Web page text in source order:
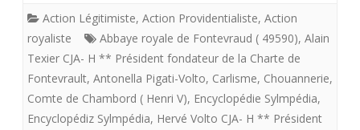
EN
Action Légitimiste, Action Providentialiste, Action
royaliste
Abbaye royale de Fontevraud ( 49590), Alain
Texier CJA- H ** Président fondateur de la Charte de
Fontevrault, Antonella Pigati-Volto, Carlisme, Chouannerie,
Comte de Chambord ( Henri V), Encyclopédie Sylmpédia,
Encyclopédiz Sylmpédia, Hervé Volto CJA- H ** Président